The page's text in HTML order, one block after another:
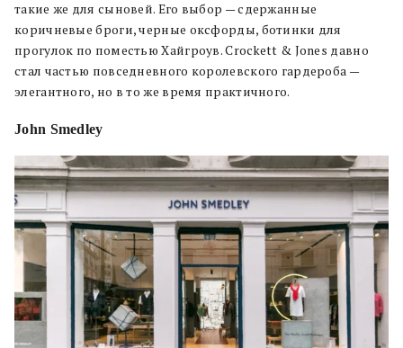
такие же для сыновей. Его выбор — сдержанные
коричневые броги, черные оксфорды, ботинки для
прогулок по поместью Хайгроув. Crockett & Jones давно
стал частью повседневного королевского гардероба —
элегантного, но в то же время практичного.
John Smedley